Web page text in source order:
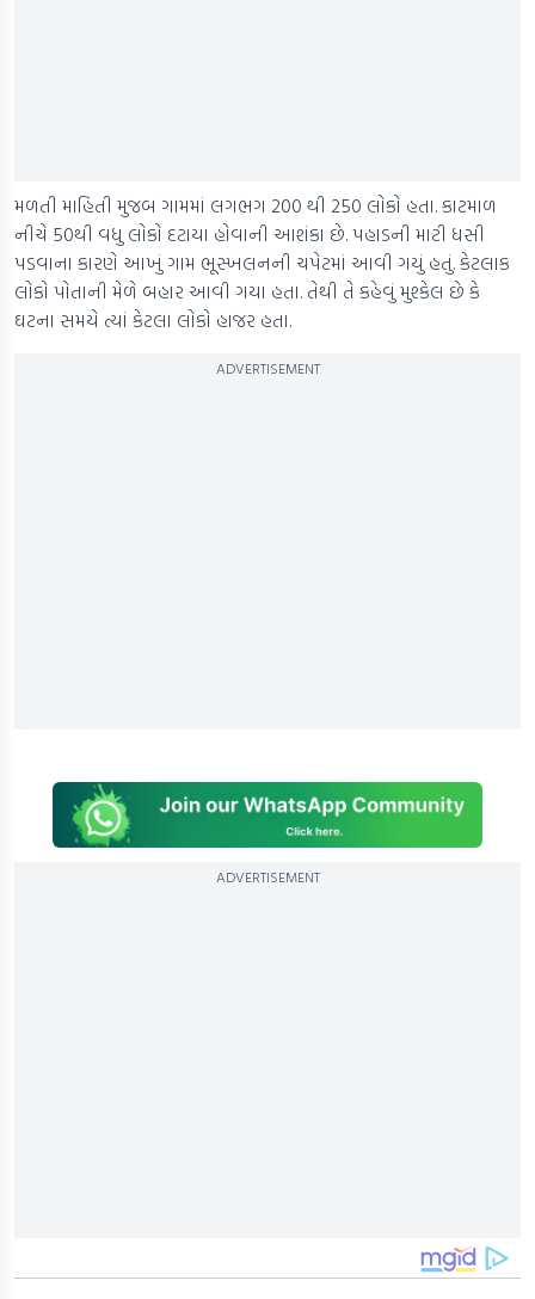
મળતી માહિતી મુજબ ગામમાં લગભગ 200 થી 250 લોકો હતા. કાટમાળ
નીચે 50થી વધુ લોકો દટાયા હોવાની આશંકા છે. પહાડની માટી ધસી
પડવાના કારણે આખું ગામ ભૂસ્ખલનની ચપેટમાં આવી ગયું હતું. કેટલાક
લોકો પોતાની મેળે બહાર આવી ગયા હતા. તેથી તે કહેવું મુશ્કેલ છે કે
ઘટના સમયે ત્યાં કેટલા લોકો હાજર હતા.
ADVERTISEMENT
ADVERTISEMENT